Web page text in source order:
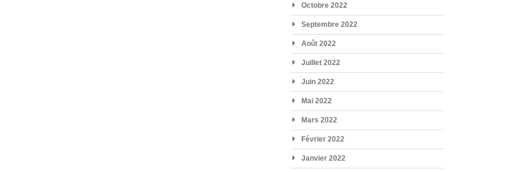
Octobre 2022
Septembre 2022
Août 2022
Juillet 2022
Juin 2022
Mai 2022
Mars 2022
Février 2022
Janvier 2022